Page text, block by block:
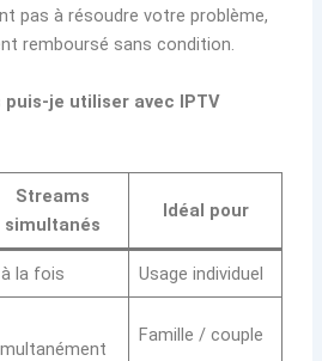
pas à résoudre votre problème,
remboursé sans condition.
puis-je utiliser avec IPTV
Streams
simultanés
Idéal pour
la fois Usage individuel
Famille / couple